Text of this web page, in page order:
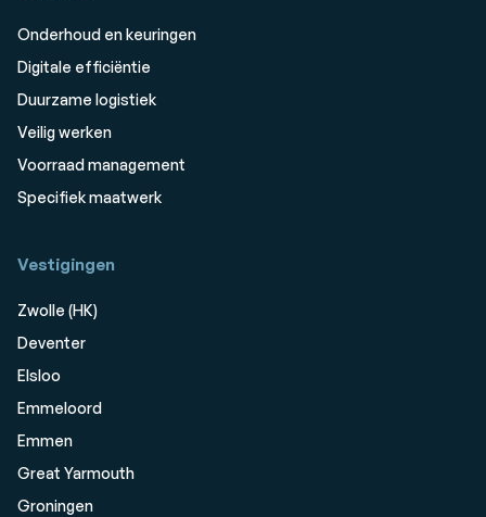
Onderhoud en keuringen
Digitale efficiëntie
Duurzame logistiek
Veilig werken
Voorraad management
Specifiek maatwerk
Vestigingen
Zwolle (HK)
Deventer
Elsloo
Emmeloord
Emmen
Great Yarmouth
Groningen